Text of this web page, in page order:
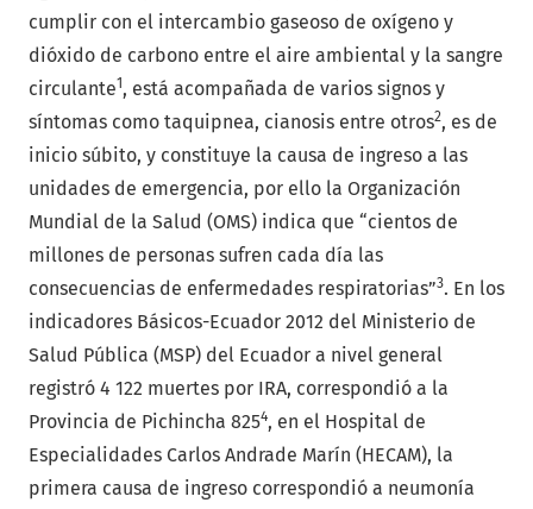
cumplir con el intercambio gaseoso de oxígeno y
dióxido de carbono entre el aire ambiental y la sangre
circulante1, está acompañada de varios signos y
síntomas como taquipnea, cianosis entre otros2, es de
inicio súbito, y constituye la causa de ingreso a las
unidades de emergencia, por ello la Organización
Mundial de la Salud (OMS) indica que “cientos de
millones de personas sufren cada día las
consecuencias de enfermedades respiratorias”3. En los
indicadores Básicos-Ecuador 2012 del Ministerio de
Salud Pública (MSP) del Ecuador a nivel general
registró 4 122 muertes por IRA, correspondió a la
Provincia de Pichincha 8254, en el Hospital de
Especialidades Carlos Andrade Marín (HECAM), la
primera causa de ingreso correspondió a neumonía